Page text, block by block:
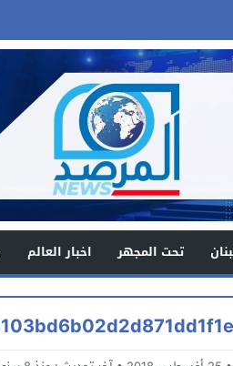
تحت المجهر اخبار العالم